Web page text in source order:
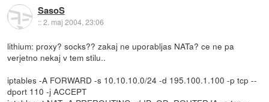
SasoS
::2. maj 2004, 23:06
lithium: proxy? socks?? zakaj ne uporabljas NATa? ce ne pa
verjetno nekaj v tem stilu..
iptables -A FORWARD -s 10.10.10.0/24 -d 195.100.1.100 -p tcp --
dport 110 -j ACCEPT